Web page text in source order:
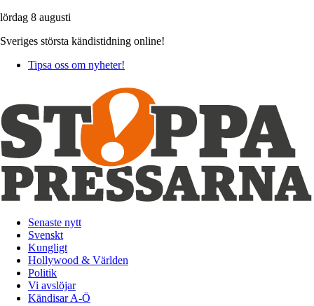
lördag 8 augusti
Sveriges största kändistidning online!
Tipsa oss om nyheter!
Senaste nytt
Svenskt
Kungligt
Hollywood & Världen
Politik
Vi avslöjar
Kändisar A-Ö